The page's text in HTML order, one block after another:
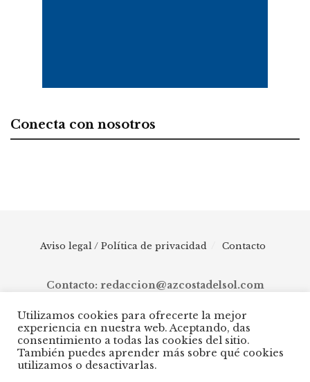
Conecta con nosotros
Aviso legal / Política de privacidad Contacto
Contacto: redaccion@azcostadelsol.com
© 2025 AZ Costa del Sol - Diario digital de Málaga capital hasta
Manilva, pasando por Torremolinos, Benalmádena, Fuengirola,
Mijas, Ojén, Marbella, Istán, Benahavís, Estepona y Casares.
Utilizamos cookies para ofrecerte la mejor
experiencia en nuestra web. Aceptando, das
consentimiento a todas las cookies del sitio.
También puedes aprender más sobre qué cookies
utilizamos o desactivarlas.